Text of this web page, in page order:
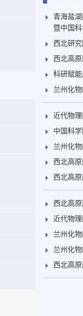
青海盐
暨中国
西北研
西北高
科研赋
兰州化
近代物
中国科
兰州化
西北高
西北高
西北高
近代物
兰州化
兰州化
西北高